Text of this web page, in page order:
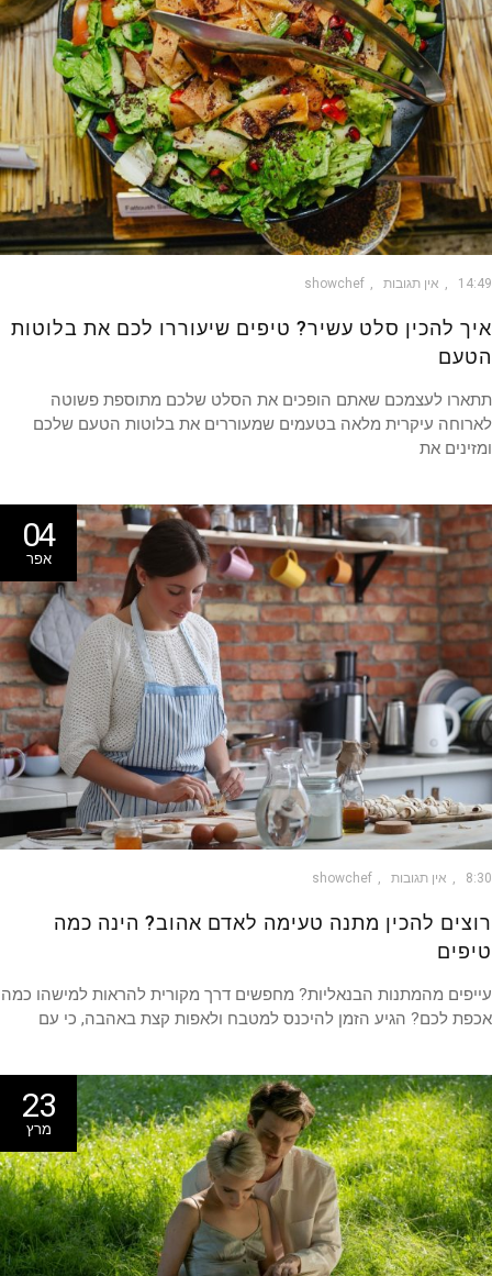
אין תגובות showchef
להכין סלט עשיר? טיפים שיעוררו לכם את בלוטות
לעצמכם שאתם הופכים את הסלט שלכם מתוספת פשוטה
עיקרית מלאה בטעמים שמעוררים את בלוטות הטעם שלכם
את
04
אפר
אין תגובות showchef
להכין מתנה טעימה לאדם אהוב? הינה כמה
מהמתנות הבנאליות? מחפשים דרך מקורית להראות למישהו כמה
לכם? הגיע הזמן להיכנס למטבח ולאפות קצת באהבה, כי עם
23
מרץ